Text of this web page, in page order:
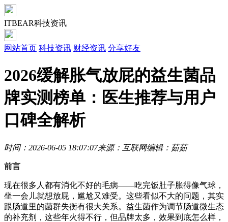
ITBEAR科技资讯
网站首页 科技资讯 财经资讯 分享好友
2026缓解胀气放屁的益生菌品
牌实测榜单：医生推荐与用户
口碑全解析
时间：2026-06-05 18:07:07来源：互联网编辑：茹茹
前言
现在很多人都有消化不好的毛病——吃完饭肚子胀得像气球，
坐一会儿就想放屁，尴尬又难受。这些看似不大的问题，其实
跟肠道里的菌群失衡有很大关系。益生菌作为调节肠道微生态
的补充剂，这些年火得不行，但品牌太多，效果到底怎么样，